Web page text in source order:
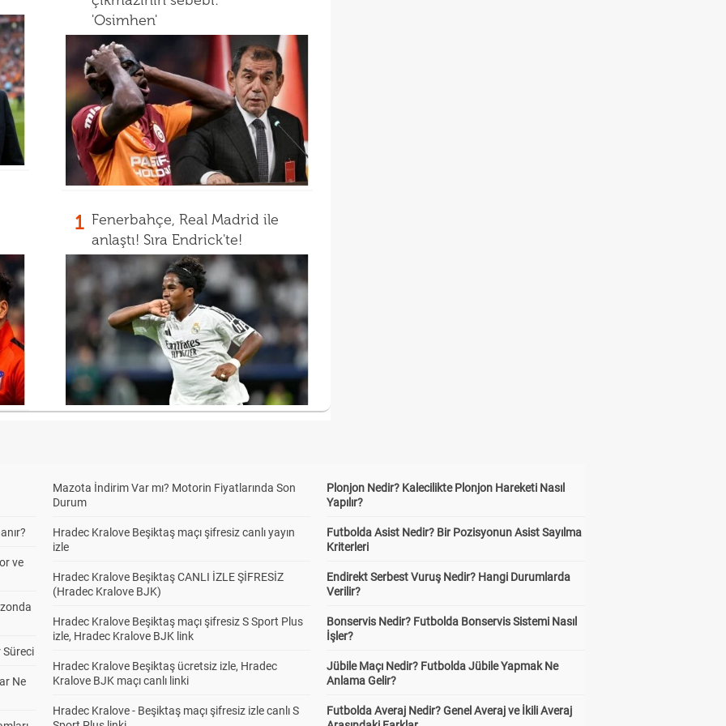
'Osimhen'
1 Fenerbahçe, Real Madrid ile
anlaştı! Sıra Endrick'te!
ve
Süreci
Ne
Mazota İndirim Var mı? Motorin Fiyatlarında Son
Durum
Hradec Kralove Beşiktaş maçı şifresiz canlı yayın
izle
Hradec Kralove Beşiktaş CANLI İZLE ŞİFRESİZ
(Hradec Kralove BJK)
Hradec Kralove Beşiktaş maçı şifresiz S Sport Plus
izle, Hradec Kralove BJK link
Hradec Kralove Beşiktaş ücretsiz izle, Hradec
Kralove BJK maçı canlı linki
Hradec Kralove - Beşiktaş maçı şifresiz izle canlı S
Plonjon Nedir? Kalecilikte Plonjon Hareketi Nasıl
Yapılır?
Futbolda Asist Nedir? Bir Pozisyonun Asist Sayılma
Kriterleri
Endirekt Serbest Vuruş Nedir? Hangi Durumlarda
Verilir?
Bonservis Nedir? Futbolda Bonservis Sistemi Nasıl
İşler?
Jübile Maçı Nedir? Futbolda Jübile Yapmak Ne
Anlama Gelir?
Futbolda Averaj Nedir? Genel Averaj ve İkili Averaj